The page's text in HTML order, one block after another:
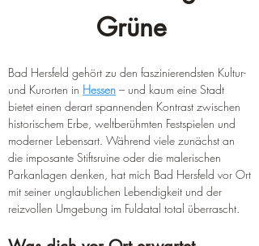
Grüne
Bad Hersfeld gehört zu den faszinierendsten Kultur-
und Kurorten in Hessen – und kaum eine Stadt
bietet einen derart spannenden Kontrast zwischen
historischem Erbe, weltberühmten Festspielen und
moderner Lebensart. Während viele zunächst an
die imposante Stiftsruine oder die malerischen
Parkanlagen denken, hat mich Bad Hersfeld vor Ort
mit seiner unglaublichen Lebendigkeit und der
reizvollen Umgebung im Fuldatal total überrascht.